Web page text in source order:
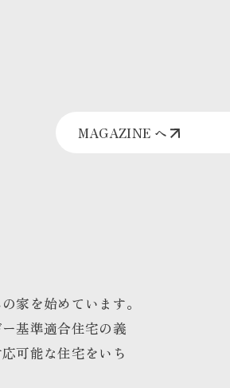
MAGAZINE へ
家を始めています。
基準適合住宅の義
可能な住宅をいち